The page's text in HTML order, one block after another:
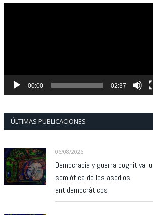
00:00 02:37
ÚLTIMAS PUBLICACIONES
06/08/2026
Democracia y guerra cognitiva:
semiótica de los asedios
antidemocráticos